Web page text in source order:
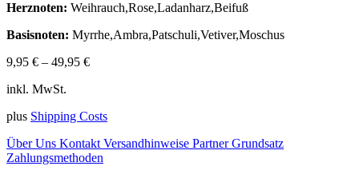
Herznoten: Weihrauch,Rose,Ladanharz,Beifuß
Basisnoten: Myrrhe,Ambra,Patschuli,Vetiver,Moschus
9,95 € – 49,95 €
inkl. MwSt.
plus Shipping Costs
Über Uns Kontakt Versandhinweise PartnerGrundsatz
Zahlungsmethoden